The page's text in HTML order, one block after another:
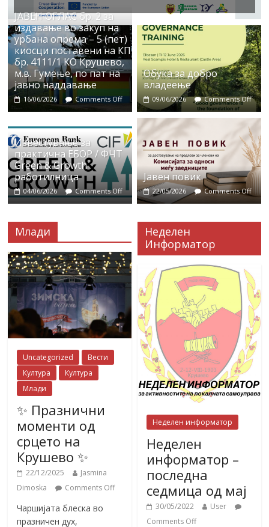
ЈАВЕН ОГЛАС бр. 2 за
издавање во закуп на
урбана опрема – 5 (пет)
киосци поставени на КП
бр. 4111/1 КО Крушево,
м.в. Гумење, по пат на
јавно наддавање
16/06/2026 Comments Off
Обука за добро
владеење
09/06/2026 Comments Off
Известување за
практична ЕБОР / ФЧТ
Green & Growth
работилница
04/06/2026 Comments Off
Јавен повик
22/05/2026 Comments Off
Млади
Uncategorized
Вести
Култура
Култура
Млади
✨ Празнични
моменти од
срцето на
Крушево ✨
22/12/2025
Jasmina
Dimoska
Comments Off
Чаршијата блеска во
празничен дух,
Неделен
Информатор
Неделен информатор
Неделен
информатор –
последна
седмица од мај
30/05/2022
User
Comments Off